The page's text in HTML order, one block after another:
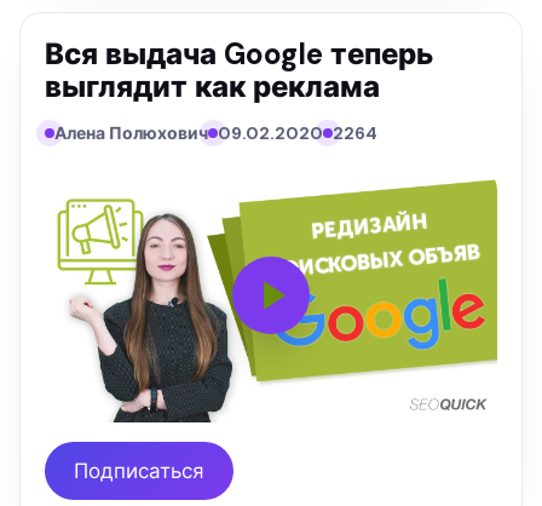
Вся выдача Google теперь
выглядит как реклама
Алена Полюхович 09.02.2020 2264
Подписаться